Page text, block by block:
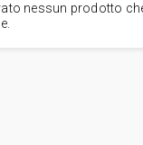
nessun prodotto